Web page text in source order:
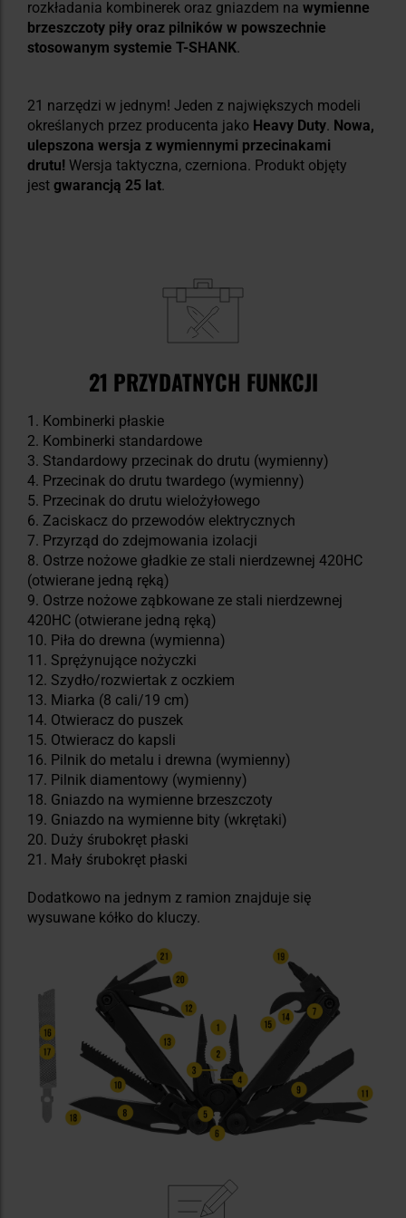
rozkładania kombinerek oraz gniazdem na wymienne
brzeszczoty piły oraz pilników w powszechnie
stosowanym systemie T-SHANK.
21 narzędzi w jednym! Jeden z największych modeli
określanych przez producenta jako Heavy Duty. Nowa,
ulepszona wersja z wymiennymi przecinakami
drutu! Wersja taktyczna, czerniona. Produkt objęty
jest gwarancją 25 lat.
21 PRZYDATNYCH FUNKCJI
1. Kombinerki płaskie
2. Kombinerki standardowe
3. Standardowy przecinak do drutu (wymienny)
4. Przecinak do drutu twardego (wymienny)
5. Przecinak do drutu wielożyłowego
6. Zaciskacz do przewodów elektrycznych
7. Przyrząd do zdejmowania izolacji
8. Ostrze nożowe gładkie ze stali nierdzewnej 420HC
(otwierane jedną ręką)
9. Ostrze nożowe ząbkowane ze stali nierdzewnej
420HC (otwierane jedną ręką)
10. Piła do drewna (wymienna)
11. Sprężynujące nożyczki
12. Szydło/rozwiertak z oczkiem
13. Miarka (8 cali/19 cm)
14. Otwieracz do puszek
15. Otwieracz do kapsli
16. Pilnik do metalu i drewna (wymienny)
17. Pilnik diamentowy (wymienny)
18. Gniazdo na wymienne brzeszczoty
19. Gniazdo na wymienne bity (wkrętaki)
20. Duży śrubokręt płaski
21. Mały śrubokręt płaski
Dodatkowo na jednym z ramion znajduje się
wysuwane kółko do kluczy.